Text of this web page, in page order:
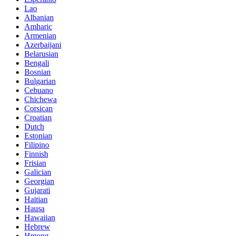
Lao
Albanian
Amharic
Armenian
Azerbaijani
Belarusian
Bengali
Bosnian
Bulgarian
Cebuano
Chichewa
Corsican
Croatian
Dutch
Estonian
Filipino
Finnish
Frisian
Galician
Georgian
Gujarati
Haitian
Hausa
Hawaiian
Hebrew